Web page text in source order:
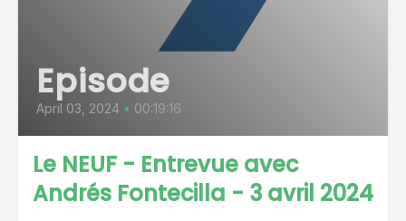
Episode
April 03, 2024 • 00:19:16
Le NEUF - Entrevue avec
Andrés Fontecilla - 3 avril 2024